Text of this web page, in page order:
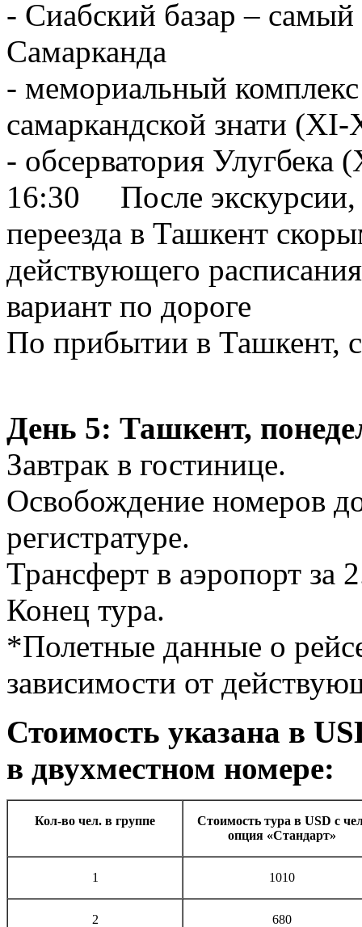
- Сиабский базар –
Самарканда
- мемориальный
самаркандской знати
- обсерватория Улугбека
16:30 После экскурсии,
переезда в Ташкент
действующего
вариант по дороге
По прибытии в Ташкент,
День 5: Ташкент,
Завтрак в гостинице.
Освобождение номеров
регистратуре.
Трансферт в аэропорт за
Конец тура.
*Полетные данные о
зависимости от
Стоимость указана в
в двухместном номере:
Кол-во чел. в группе Стоимость тура в USD с
опция «Стандарт»
1 1010
2 680